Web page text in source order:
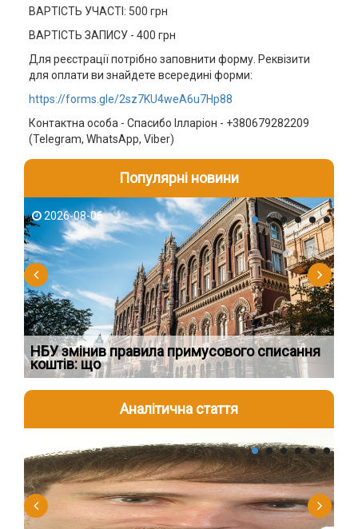
ВАРТІСТЬ УЧАСТІ: 500 грн
ВАРТІСТЬ ЗАПИСУ - 400 грн
Для реєстрації потрібно заповнити форму. Реквізити
для оплати ви знайдете всередині форми:
https://forms.gle/2sz7KU4weA6u7Hp88
Контактна особа - Спасибо Ілларіон - +380679282209
(Telegram, WhatsApp, Viber)
Популярні новини
2026-08-06
НБУ змінив правила примусового списання
коштів: що
Аналітична стаття
2026-08-04